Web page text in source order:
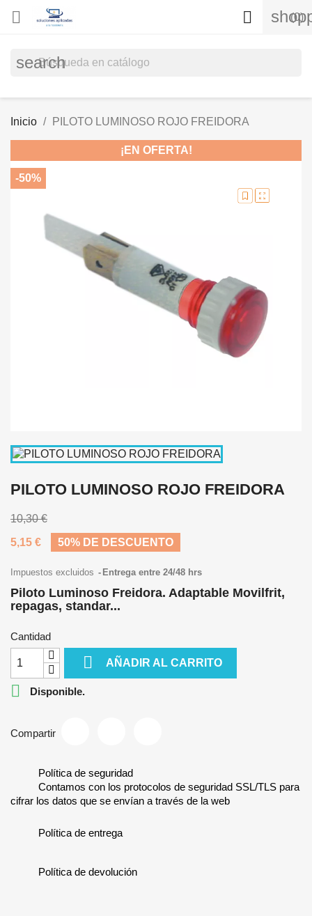
 (0)

search
Inicio PILOTO LUMINOSO ROJO FREIDORA
¡EN OFERTA!
-50%
PILOTO LUMINOSO ROJO FREIDORA
10,30 €
5,15 €
50% DE DESCUENTO
Impuestos excluidos Entrega entre 24/48 hrs
Piloto Luminoso Freidora. Adaptable Movilfrit,
repagas, standar...
Cantidad
 AÑADIR AL CARRITO
 Disponible.
Compartir
Política de seguridad
Contamos con los protocolos de seguridad SSL/TLS para
cifrar los datos que se envían a través de la web
Política de entrega
Política de devolución